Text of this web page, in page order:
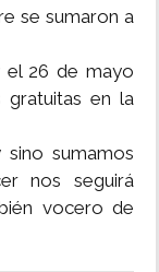
se sumaron a
el 26 de mayo
gratuitas en la
sumamos
nos seguirá
vocero de